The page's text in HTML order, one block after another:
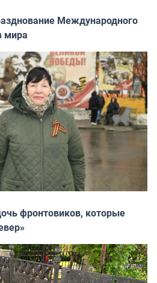
Международного
мира
фронтовиков, которые